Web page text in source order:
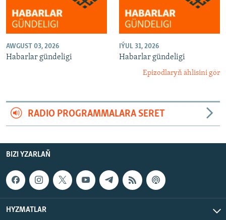
AWGUST 03, 2026
Habarlar gündeligi
IÝUL 31, 2026
Habarlar gündeligi
Epizodlaryň ählisini gör
RADIO PROGRAMMALARA SERET
BIZI YZARLAŇ
HYZMATLAR